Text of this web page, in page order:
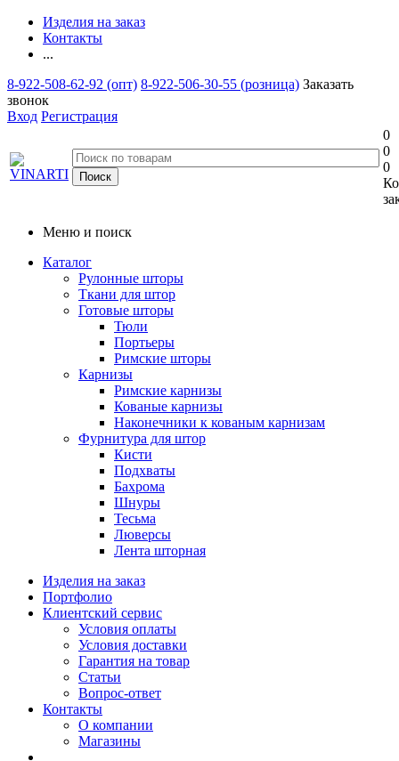
Изделия на заказ
Контакты
...
8-922-508-62-92 (опт) 8-922-506-30-55 (розница) Заказать
звонок
Вход Регистрация
0
0
0
Меню и поиск
Каталог
Рулонные шторы
Ткани для штор
Готовые шторы
Тюли
Портьеры
Римские шторы
Карнизы
Римские карнизы
Кованые карнизы
Наконечники к кованым карнизам
Фурнитура для штор
Кисти
Подхваты
Бахрома
Шнуры
Тесьма
Люверсы
Лента шторная
Изделия на заказ
Портфолио
Клиентский сервис
Условия оплаты
Условия доставки
Гарантия на товар
Статьи
Вопрос-ответ
Контакты
О компании
Магазины